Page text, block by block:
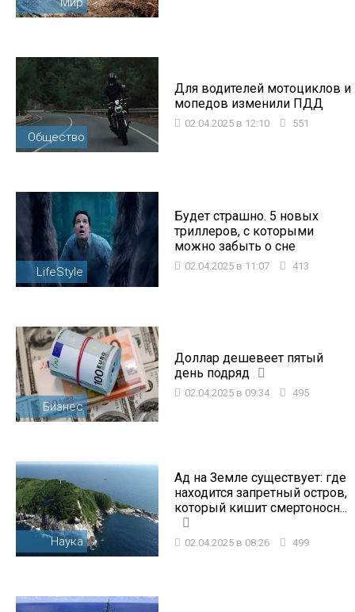
Общество
Для водителей мотоциклов и
мопедов изменили ПДД
02.04.2025 в 12:10 551
LifeStyle
Будет страшно. 5 новых
триллеров, с которыми
можно забыть о сне
02.04.2025 в 11:07 413
Бизнес
Доллар дешевеет пятый
день подряд
02.04.2025 в 09:34 495
Наука
Ад на Земле существует: где
находится запретный остров,
который кишит смертоносн...
02.04.2025 в 08:26 499